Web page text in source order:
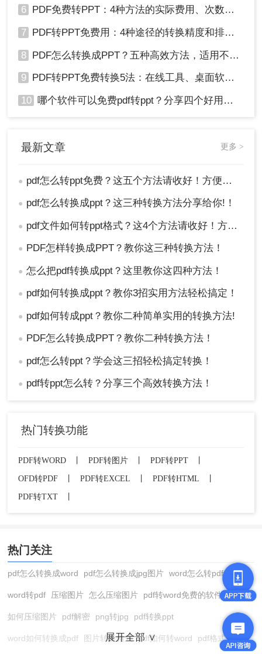
6 PDF免费转PPT：4种方法的实际费用、次数限制和效果！
7 PDF转PPT免费用：4种途径的转换精度和排版保留能力对比！
8 PDF怎么转换成PPT？五种高效方法，适用不同场景全解析！
9 PDF转PPT免费转换5法：在线工具、桌面软件和PPT插件的优劣！
10 哪个软件可以免费pdf转ppt？分享四个好用的转换工具！
最新文章 更多 >
● pdf怎么转ppt免费？这五个方法请收好！方便又好用！
● pdf怎么转换成ppt？这三种转换方法分享给你!！
● pdf文件如何转ppt格式？这4个方法请收好！方便又好用！
● PDF怎样转换成PPT？教你这三种转换方法！
● 怎么把pdf转换成ppt？这里教你这四种方法！
● pdf如何转换成ppt？教你3招实用方法轻松搞定！
● pdf如何转成ppt？教你二种简单实用的转换方法!
● PDF怎么转换成PPT？教你二种转换方法！
● pdf怎么转ppt？学会这三招轻松搞定转换！
● pdf转ppt怎么转？分享三个高效转换方法！
热门转换功能
PDF转WORD PDF转图片 PDF转PPT
OFD转PDF
PDF转EXCEL PDF转HTML
PDF转TXT
热门关注
pdf怎么转换成word pdf怎么转换成jpg图片 word怎么转pdf
word转pdf 压缩图片 怎么压缩图片 pdf转word免费的软件
如何压缩图片 pdf解密 png转jpg pdf转换ppt
word如何转换成pdf 图片转换格式 pdf如何转word pdf格式转换
展开全部 ∨